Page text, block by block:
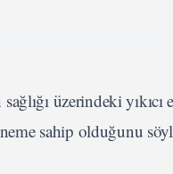
üzerindeki
sahip olduğunu